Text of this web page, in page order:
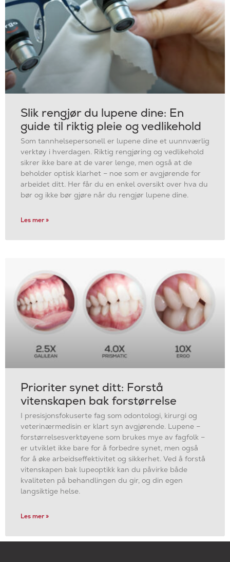
Slik rengjør du lupene dine: En
guide til riktig pleie og vedlikehold
Som tannhelsepersonell er lupene dine et uunnværlig
verktøy i hverdagen. Riktig rengjøring og vedlikehold
sikrer ikke bare at de varer lenge, men også at de
beholder optisk klarhet – noe som er avgjørende for
arbeidet ditt. Her får du en enkel oversikt over hva du
bør og ikke bør gjøre når du rengjør lupene dine.
Les mer »
Prioriter synet ditt: Forstå
vitenskapen bak forstørrelse
I presisjonsfokuserte fag som odontologi, kirurgi og
veterinærmedisin er klart syn avgjørende. Lupene –
forstørrelsesverktøyene som brukes mye av fagfolk –
er utviklet ikke bare for å forbedre synet, men også
for å øke arbeidseffektivitet og sikkerhet. Ved å forstå
vitenskapen bak lupeoptikk kan du påvirke både
kvaliteten på behandlingen du gir, og din egen
langsiktige helse.
Les mer »